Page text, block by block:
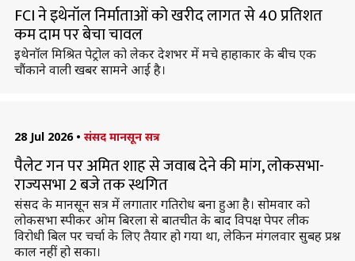
FCI ने इथेनॉल निर्माताओं को खरीद लागत से 40 प्रतिशत
कम दाम पर बेचा चावल
इथेनॉल मिश्रित पेट्रोल को लेकर देशभर में मचे हाहाकार के बीच एक
चौंकाने वाली खबर सामने आई है।
28 Jul 2026 • संसद मानसून सत्र
पैलेट गन पर अमित शाह से जवाब देने की मांग, लोकसभा-
राज्यसभा 2 बजे तक स्थगित
संसद के मानसून सत्र में लगातार गतिरोध बना हुआ है। सोमवार को
लोकसभा स्पीकर ओम बिरला से बातचीत के बाद विपक्ष पेपर लीक
विरोधी बिल पर चर्चा के लिए तैयार हो गया था, लेकिन मंगलवार सुबह प्रश्न
काल नहीं हो सका।